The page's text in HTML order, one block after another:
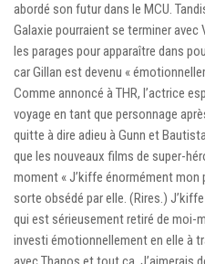
abordé son futur dans le MCU.
Galaxie pourraient se terminer avec
les parages pour apparaître dans
car Gillan est devenu «
Comme annoncé à THR, l’actrice
voyage en tant que personnage
quitte à dire adieu à Gunn et
que les nouveaux films de super-
moment « J’kiffe énormément mon
sorte obsédé par elle. (Rires.)
qui est sérieusement retiré de moi-
investi émotionnellement en elle à